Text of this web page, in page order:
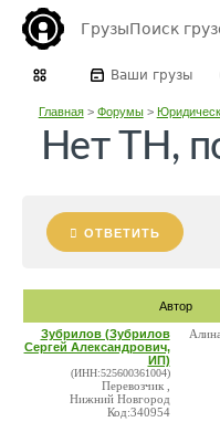
ГрузыПоиск
Ваши грузы
Главная> Форумы>
Нет ТН,
ОТВЕТИТЬ
Автор
Зубрилов (Зубрилов
Сергей Александрович,
ИП)
(ИНН:525600361004)
Перевозчик ,
Нижний Новгород
Код:340954
Алина